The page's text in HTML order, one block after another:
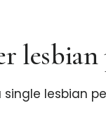
lesbian